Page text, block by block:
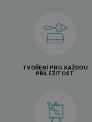
TVOŘENÍ PRO KAŽDOU
PŘÍLEŽITOST